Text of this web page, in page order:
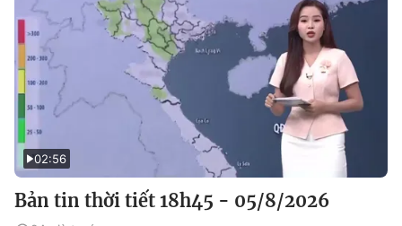
02:56
Bản tin thời tiết 18h45 - 05/8/2026